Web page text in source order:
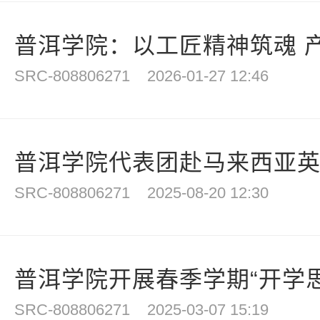
普洱学院：以工匠精神筑魂
SRC-808806271 2026-01-27 12:46
普洱学院代表团赴马来西亚
SRC-808806271 2025-08-20 12:30
普洱学院开展春季学期“开学
SRC-808806271 2025-03-07 15:19